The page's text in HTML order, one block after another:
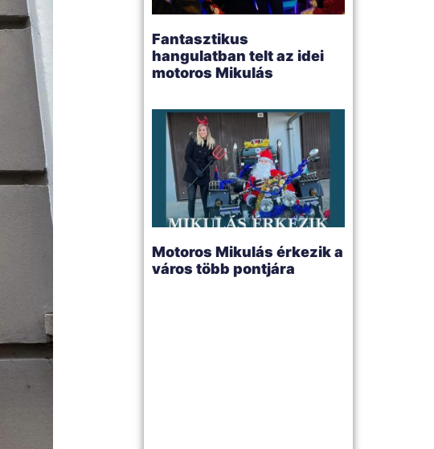
Fantasztikus
hangulatban telt az idei
motoros Mikulás
Motoros Mikulás érkezik a
város több pontjára